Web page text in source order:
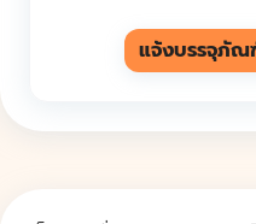
แจ้งบรรจุภั